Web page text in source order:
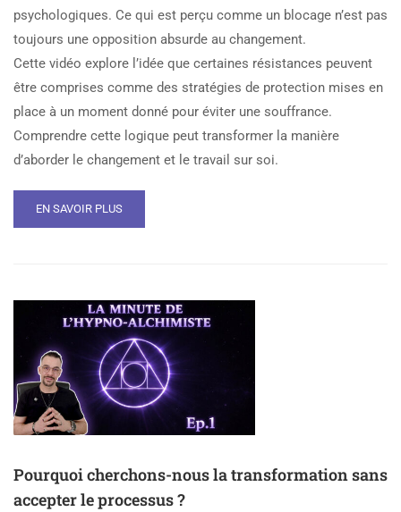
psychologiques. Ce qui est perçu comme un blocage n’est pas
toujours une opposition absurde au changement.
Cette vidéo explore l’idée que certaines résistances peuvent
être comprises comme des stratégies de protection mises en
place à un moment donné pour éviter une souffrance.
Comprendre cette logique peut transformer la manière
d’aborder le changement et le travail sur soi.
EN SAVOIR PLUS
Pourquoi cherchons-nous la transformation sans
accepter le processus ?